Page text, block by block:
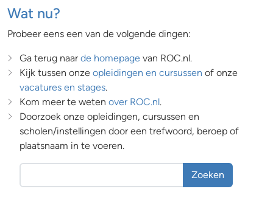
Wat nu?
Probeer eens een van de volgende dingen:
Ga terug naar de homepage van ROC.nl.
Kijk tussen onze opleidingen en cursussen of onze
vacatures en stages.
Kom meer te weten over ROC.nl.
Doorzoek onze opleidingen, cursussen en
scholen/instellingen door een trefwoord, beroep of
plaatsnaam in te voeren.
Zoeken